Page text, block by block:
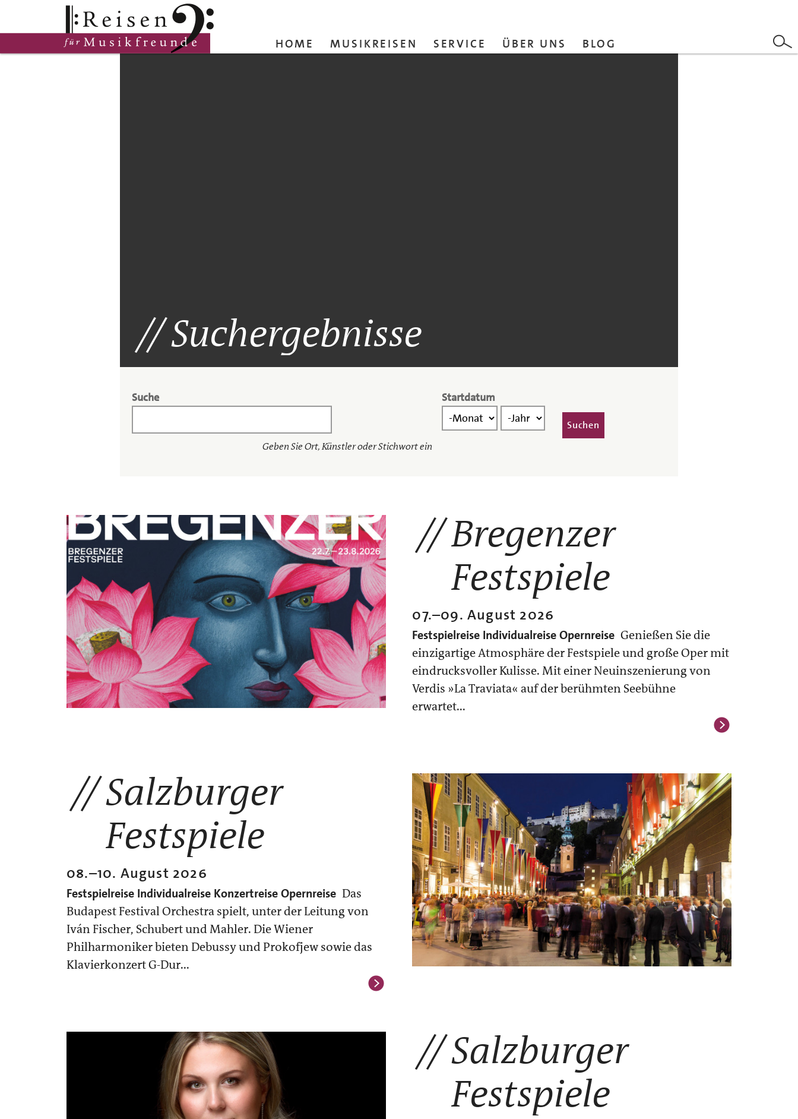
Fußzeile Cookie-Einstellungen
HOME MUSIKREISEN SERVICE ÜBER UNS BLOG
Suchergebnisse
Suche
Geben Sie Ort, Künstler oder Stichwort ein
Startdatum
Startdatum
Monat Jahr
Bregenzer
Festspiele
07.–09. August 2026
Festspielreise Individualreise Opernreise Genießen Sie die
einzigartige Atmosphäre der Festspiele und große Oper mit
eindrucksvoller Kulisse. Mit einer Neuinszenierung von
Verdis »La Traviata« auf der berühmten Seebühne
erwartet...
Salzburger
Festspiele
08.–10. August 2026
Festspielreise Individualreise KonzertreiseOpernreise Das
Budapest Festival Orchestra spielt, unter der Leitung von
Iván Fischer, Schubert und Mahler. Die Wiener
Philharmoniker bieten Debussy und Prokofjew sowie das
Klavierkonzert G-Dur...
Salzburger
Festspiele